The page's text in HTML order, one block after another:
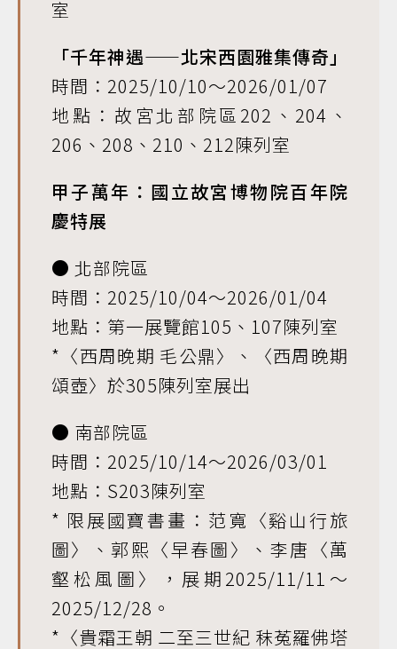
室
「千年神遇——北宋西園雅集傳奇」
時間：2025/10/10～2026/01/07
地點：故宮北部院區202、204、
206、208、210、212陳列室
甲子萬年：國立故宮博物院百年院
慶特展
● 北部院區
時間：2025/10/04～2026/01/04
地點：第一展覽館105、107陳列室
*〈西周晚期 毛公鼎〉、〈西周晚期
頌壺〉於305陳列室展出
● 南部院區
時間：2025/10/14～2026/03/01
地點：S203陳列室
* 限展國寶書畫：范寬〈谿山行旅
圖〉、郭熙〈早春圖〉、李唐〈萬
壑松風圖〉，展期2025/11/11～
2025/12/28。
*〈貴霜王朝 二至三世紀 秣菟羅佛塔